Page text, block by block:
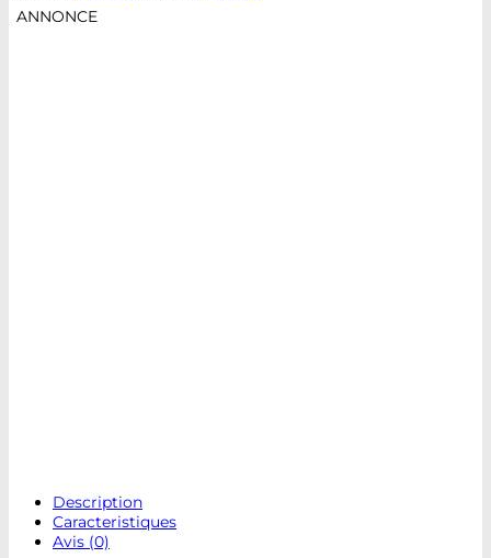
ANNONCE
Description
Caracteristiques
Avis (0)